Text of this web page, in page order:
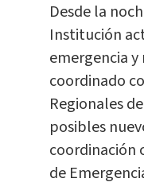
Desde la
Institución
emergencia
coordinado
Regionales
posibles
coordinación
de